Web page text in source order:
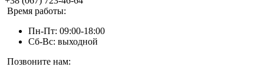
Время работы:
Пн-Пт: 09:00-18:00
Сб-Вс: выходной
Позвоните нам: